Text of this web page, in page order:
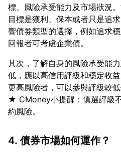
標、風險承受能力及市場狀況
目標是獲利、保本或者只是追
響債券類型的選擇，例如追求
其次，了解自身的風險承受能
低，應以高信用評級和穩定收
更高風險者，可以參與評級較低
★ CMoney小提醒：慎選評級
4. 債券市場如何運作？